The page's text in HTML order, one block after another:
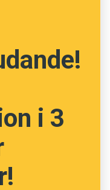
NÄSTA FRÅGA
i 3